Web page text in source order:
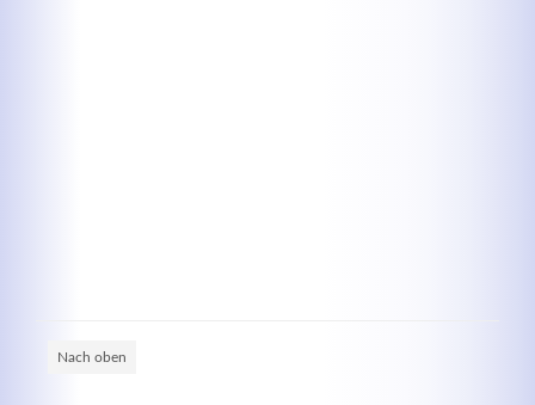
Nach oben